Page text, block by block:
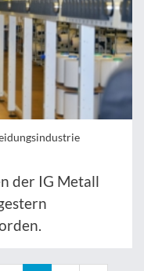
der IG Metall